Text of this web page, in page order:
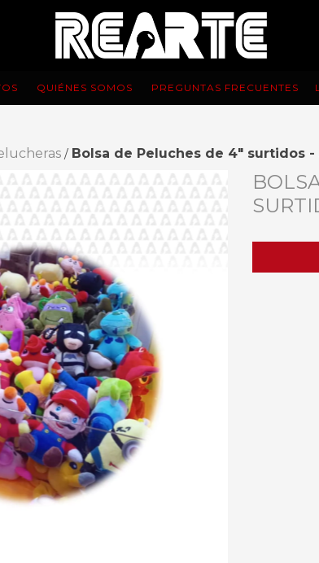
QUIÉNES SOMOS PREGUNTAS FRECUENTES
/ Bolsa de Peluches de 4" surtidos -